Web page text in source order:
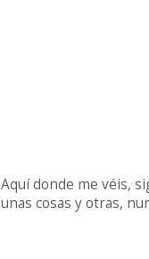
Aquí donde me véis,
unas cosas y otras,